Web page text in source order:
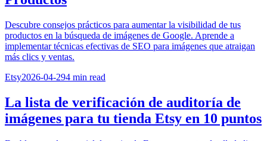
Descubre consejos prácticos para aumentar la visibilidad de tus
productos en la búsqueda de imágenes de Google. Aprende a
implementar técnicas efectivas de SEO para imágenes que atraigan
más clics y ventas.
Etsy2026-04-294 min read
La lista de verificación de auditoría de
imágenes para tu tienda Etsy en 10 puntos